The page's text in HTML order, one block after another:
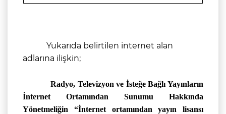
Yukarıda belirtilen internet alan
adlarına ilişkin;
Radyo, Televizyon ve İsteğe Bağlı Yayınların
İnternet Ortamından Sunumu Hakkında
Yönetmeliğin “İnternet ortamından yayın lisansı